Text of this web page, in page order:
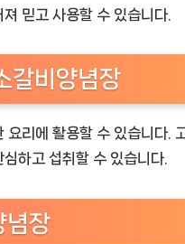
믿고 사용할 수 있습니다.
갈비양념장
리에 활용할 수 있습니다.
하고 섭취할 수 있습니다.
념장